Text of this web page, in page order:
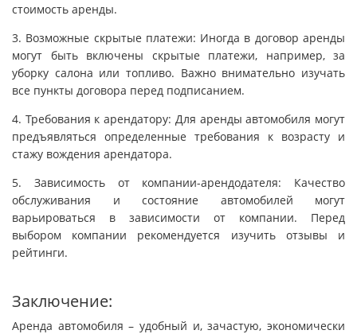
стоимость аренды.
3. Возможные скрытые платежи: Иногда в договор аренды
могут быть включены скрытые платежи, например, за
уборку салона или топливо. Важно внимательно изучать
все пункты договора перед подписанием.
4. Требования к арендатору: Для аренды автомобиля могут
предъявляться определенные требования к возрасту и
стажу вождения арендатора.
5. Зависимость от компании-арендодателя: Качество
обслуживания и состояние автомобилей могут
варьироваться в зависимости от компании. Перед
выбором компании рекомендуется изучить отзывы и
рейтинги.
Заключение:
Аренда автомобиля – удобный и, зачастую, экономически